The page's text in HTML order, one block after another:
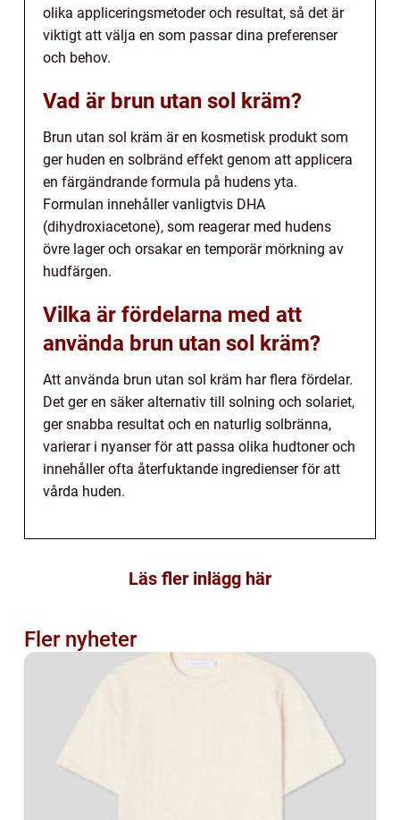
olika appliceringsmetoder och resultat, så det är
viktigt att välja en som passar dina preferenser
och behov.
Vad är brun utan sol kräm?
Brun utan sol kräm är en kosmetisk produkt som
ger huden en solbränd effekt genom att applicera
en färgändrande formula på hudens yta.
Formulan innehåller vanligtvis DHA
(dihydroxiacetone), som reagerar med hudens
övre lager och orsakar en temporär mörkning av
hudfärgen.
Vilka är fördelarna med att
använda brun utan sol kräm?
Att använda brun utan sol kräm har flera fördelar.
Det ger en säker alternativ till solning och solariet,
ger snabba resultat och en naturlig solbränna,
varierar i nyanser för att passa olika hudtoner och
innehåller ofta återfuktande ingredienser för att
vårda huden.
Läs fler inlägg här
Fler nyheter